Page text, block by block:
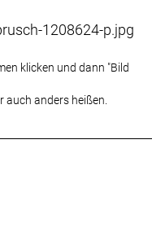
1208624-p.jpg
klicken und dann "Bild
auch anders heißen.